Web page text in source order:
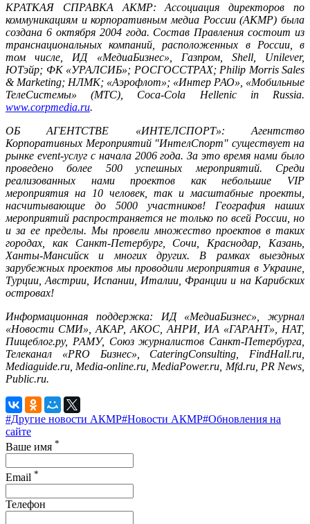
КРАТКАЯ СПРАВКА АКМР: Ассоциация директоров по
коммуникациям и корпоративным медиа России (АКМР) была
создана 6 октября 2004 года. Состав Правления состоит из
транснациональных компаний, расположенных в России, в
том числе, ИД «МедиаБизнес», Газпром, Shell, Unilever,
ЮТэйр; ФК «УРАЛСИБ»; РОСГОССТРАХ; Philip Morris Sales
& Marketing; НЛМК; «Аэрофлот»; «Интер РАО», «Мобильные
ТелеСистемы» (МТС), Coca-Cola Hellenic in Russia.
www.corpmedia.ru.
ОБ АГЕНТСТВЕ «ИНТЕЛСПОРТ»: Агентство
Корпоративных Мероприятий "ИнтелСпорт" существует на
рынке event-услуг с начала 2006 года. За это время нами было
проведено более 500 успешных мероприятий. Среди
реализованных нами проектов как небольшие VIP
мероприятия на 10 человек, так и масштабные проекты,
насчитывающие до 5000 участников! География наших
мероприятий распространяется не только по всей России, но
и за ее пределы. Мы провели множество проектов в таких
городах, как Санкт-Петербург, Сочи, Краснодар, Казань,
Ханты-Мансийск и многих других. В рамках выездных
зарубежных проектов мы проводили мероприятия в Украине,
Турции, Австрии, Испании, Италии, Франции и на Карибских
островах!
Информационная поддержка: ИД «МедиаБизнес», журнал
«Новости СМИ», АКАР, АКОС, АНРИ, ИА «ГАРАНТ», НАТ,
Пищеблог.ру, РАМУ, Союз журналистов Санкт-Петербурга,
Телеканал «PRO Бизнес», CateringConsulting, FindHall.ru,
Mediaguide.ru, Media-online.ru, MediaPower.ru, Mfd.ru, PR News,
Public.ru.
#Другие новости АКМР#Новости АКМР#Обновления на
сайте
Ваше имя *
Email *
Телефон